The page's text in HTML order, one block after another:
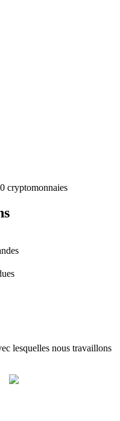
cryptomonnaies
lesquelles nous travaillons